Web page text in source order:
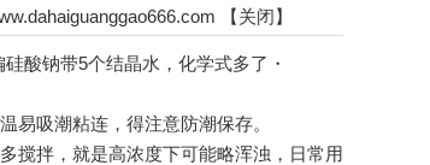
【关闭】
酸钠带5个结晶水，化学式多了・
吸潮粘连，得注意防潮保存。
拌，就是高浓度下可能略浑浊，日常用